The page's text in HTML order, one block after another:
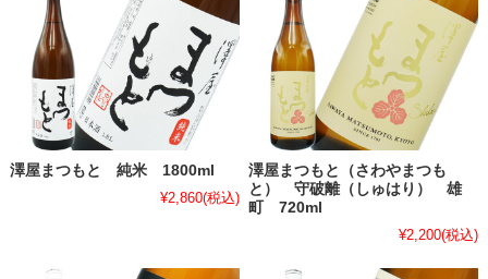
澤屋まつもと 純米 1800ml
¥2,860(税込)
澤屋まつもと（さわやまつも
と） 守破離（しゅはり） 雄
町 720ml
¥2,200(税込)